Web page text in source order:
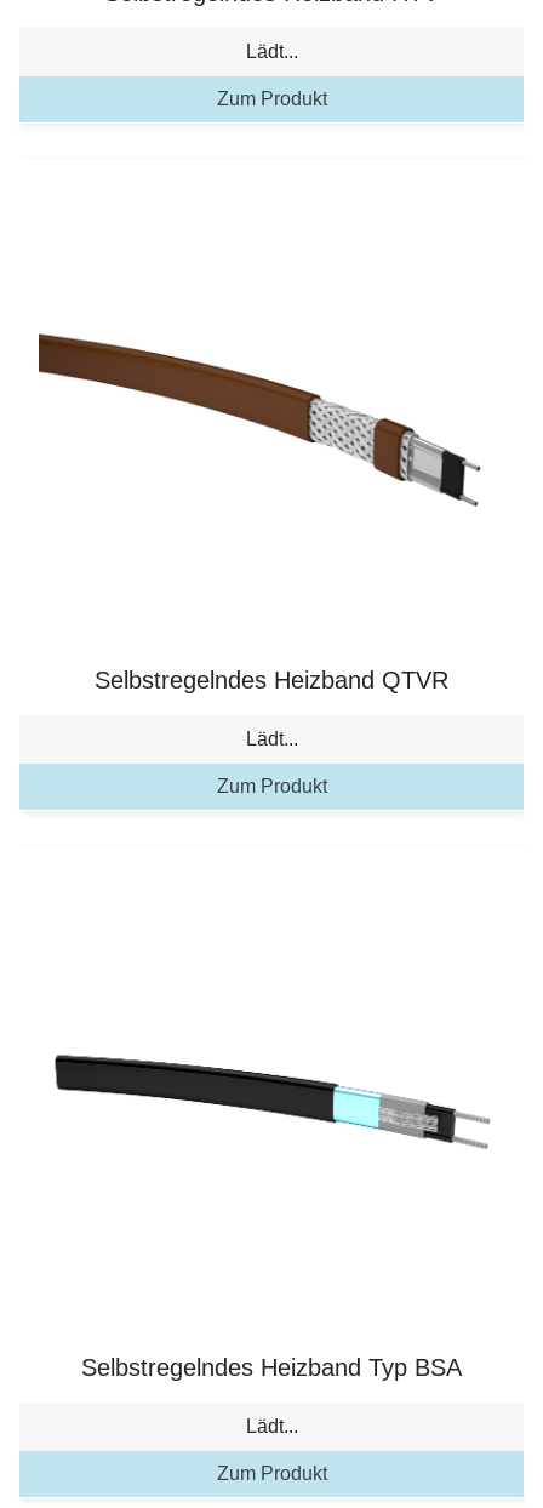
Lädt...
Zum Produkt
Selbstregelndes Heizband QTVR
Lädt...
Zum Produkt
Selbstregelndes Heizband Typ BSA
Lädt...
Zum Produkt